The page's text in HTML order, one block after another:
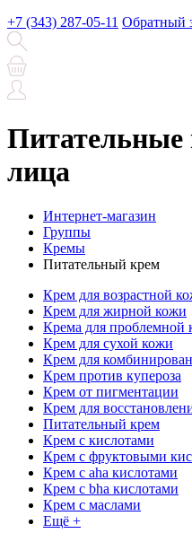
+7 (343) 287-05-11 Обратный
лица
Интернет-магазин
Группы
Кремы
Питательный крем
Крем для возрастной
Крем для жирной кожи
Крема для проблемной
Крем для сухой кожи
Крем для
Крем против купероза
Крем от пигментации
Крем для
Питательный крем
Крем с кислотами
Крем с фруктовыми
Крем с aha кислотами
Крем с bha кислотами
Крем с маслами
Ещё +